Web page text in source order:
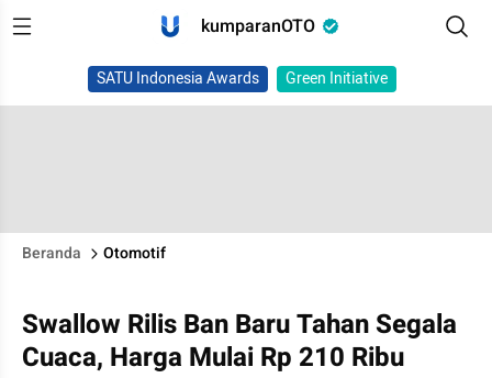
kumparanOTO
SATU Indonesia Awards Green Initiative
Beranda Otomotif
Swallow Rilis Ban Baru Tahan Segala
Cuaca, Harga Mulai Rp 210 Ribu